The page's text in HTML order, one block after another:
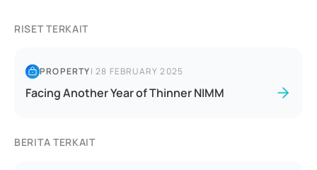
RISET TERKAIT
PROPERTY|28 FEBRUARY 2025
Facing Another Year of Thinner NIMM
BERITA TERKAIT